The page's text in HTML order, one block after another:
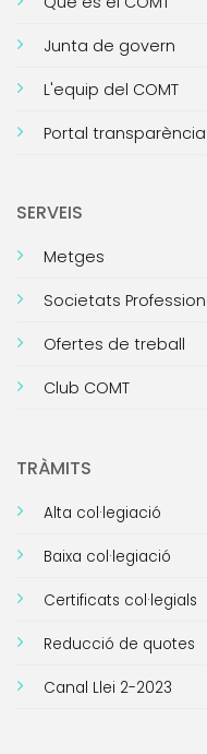
Junta de govern
L'equip del COMT
Portal transparència
SERVEIS
Metges
Societats
Ofertes de treball
Club COMT
TRÀMITS
Alta col·legiació
Baixa col·legiació
Certificats col·legials
Reducció de quotes
Canal Llei 2-2023